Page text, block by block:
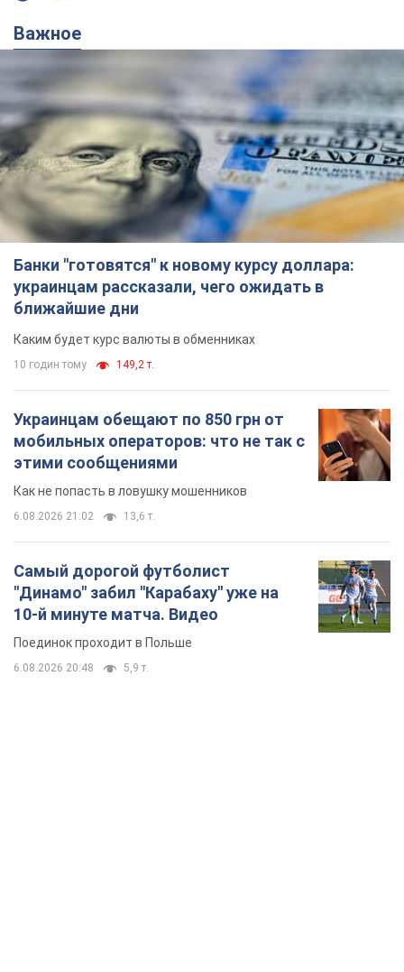
Важное
Банки "готовятся" к новому курсу доллара:
украинцам рассказали, чего ожидать в
ближайшие дни
Каким будет курс валюты в обменниках
10 годин тому 149,2 т.
Украинцам обещают по 850 грн от
мобильных операторов: что не так с
этими сообщениями
Как не попасть в ловушку мошенников
6.08.2026 21:02 13,6 т.
Самый дорогой футболист
"Динамо" забил "Карабаху" уже на
10-й минуте матча. Видео
Поединок проходит в Польше
6.08.2026 20:48 5,9 т.